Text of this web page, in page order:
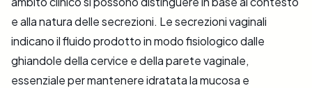
e alla natura delle secrezioni. Le secrezioni vaginali
indicano il fluido prodotto in modo fisiologico dalle
ghiandole della cervice e della parete vaginale,
essenziale per mantenere idratata la mucosa e